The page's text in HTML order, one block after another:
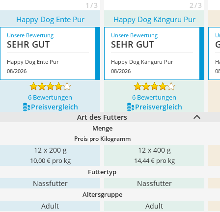
1 / 3 2 / 3
Happy Dog Ente Pur Happy Dog Känguru Pur
Unsere Bewertung
SEHR GUT
Happy Dog Ente Pur
08/2026
Unsere Bewertung
SEHR GUT
Happy Dog Känguru Pur
08/2026
6 Bewertungen 6 Bewertungen
Preis­vergleich
Preis­vergleich
Art des Futters
Menge
Preis pro Kilogramm
12 x 200 g
10,00 € pro kg
12 x 400 g
14,44 € pro kg
Futtertyp
Nassfutter Nassfutter
Altersgruppe
Adult Adult